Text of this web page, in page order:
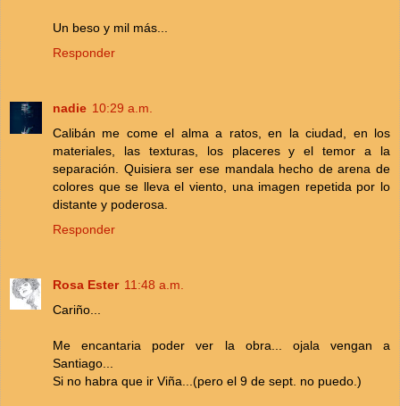
Un beso y mil más...
Responder
nadie 10:29 a.m.
Calibán me come el alma a ratos, en la ciudad, en los
materiales, las texturas, los placeres y el temor a la
separación. Quisiera ser ese mandala hecho de arena de
colores que se lleva el viento, una imagen repetida por lo
distante y poderosa.
Responder
Rosa Ester 11:48 a.m.
Cariño...
Me encantaria poder ver la obra... ojala vengan a
Santiago...
Si no habra que ir Viña...(pero el 9 de sept. no puedo.)